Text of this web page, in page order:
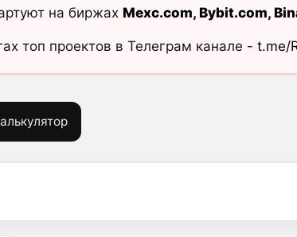
на биржах Mexc.com, Bybit.com,
топ проектов в Телеграм канале - t.me/